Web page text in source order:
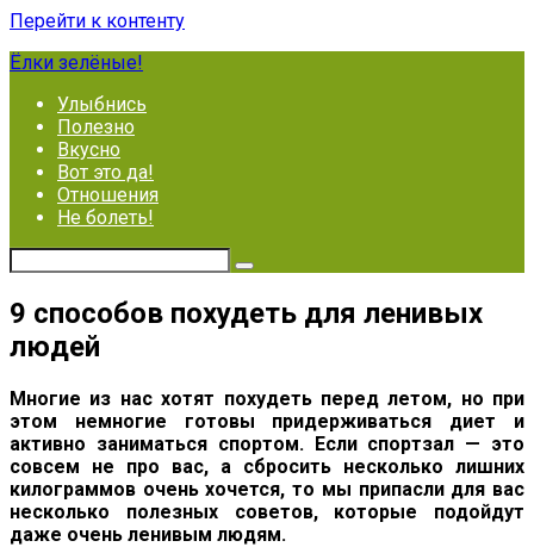
Перейти к контенту
Ёлки зелёные!
Улыбнись
Полезно
Вкусно
Вот это да!
Отношения
Не болеть!
9 способов похудеть для ленивых
людей
Многие из нас хотят похудеть перед летом, но при
этом немногие готовы придерживаться диет и
активно заниматься спортом. Если спортзал — это
совсем не про вас, а сбросить несколько лишних
килограммов очень хочется, то мы припасли для вас
несколько полезных советов, которые подойдут
даже очень ленивым людям.